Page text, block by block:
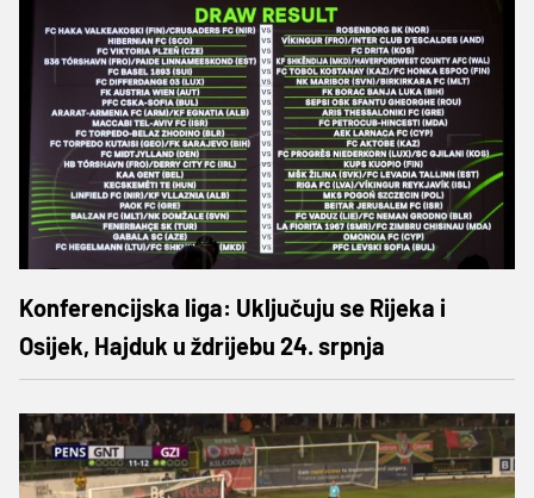
Konferencijska liga: Uključuju se Rijeka i
Osijek, Hajduk u ždrijebu 24. srpnja